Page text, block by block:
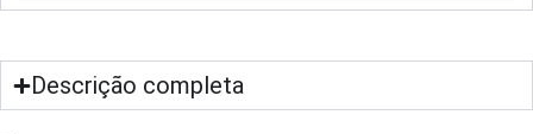
Descrição completa